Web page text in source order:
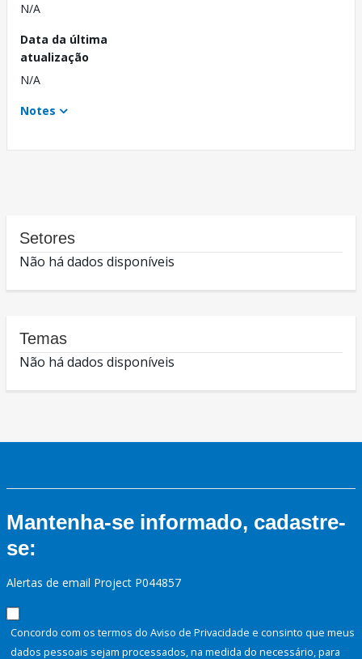
N/A
Data da última
atualização
N/A
Notes
Setores
Não há dados disponíveis
Temas
Não há dados disponíveis
Mantenha-se informado, cadastre-
se:
Alertas de email Project P044857
Concordo com os termos do Aviso de Privacidade e consinto que meus
dados pessoais sejam processados, na medida do necessário, para